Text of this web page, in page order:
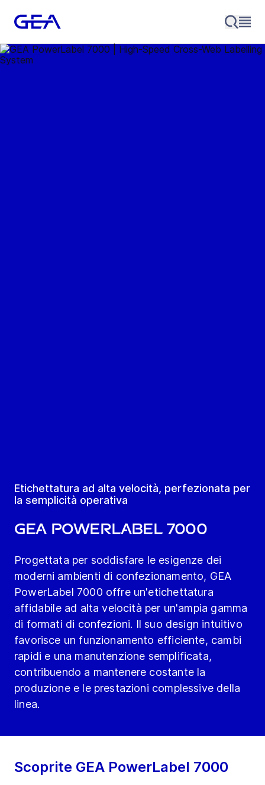
Etichettatura ad alta velocità, perfezionata per
la semplicità operativa
GEA PowerLabel 7000
Progettata per soddisfare le esigenze dei
moderni ambienti di confezionamento, GEA
PowerLabel 7000 offre un'etichettatura
affidabile ad alta velocità per un'ampia gamma
di formati di confezioni. Il suo design intuitivo
favorisce un funzionamento efficiente, cambi
rapidi e una manutenzione semplificata,
contribuendo a mantenere costante la
produzione e le prestazioni complessive della
linea.
Scoprite GEA PowerLabel 7000